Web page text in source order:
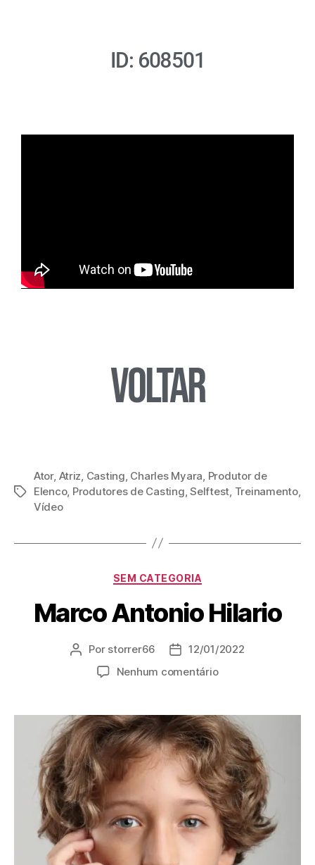
ID: 608501
Voltar
Ator, Atriz Casting Charles Myara Produtor de
Elenco, Produtores de Casting ,Selftest Treinamento,
Vídeo
SEM CATEGORIA
Marco Antonio Hilario
Por storrer66
12/01/2022
Nenhum comentário